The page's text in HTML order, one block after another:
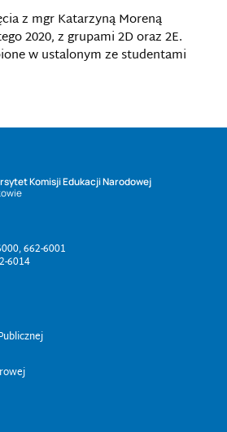
z mgr Katarzyną Moreną
2020, z grupami 2D oraz 2E.
w ustalonym ze studentami
Komisji Edukacji Narodowej
662-6001
6014